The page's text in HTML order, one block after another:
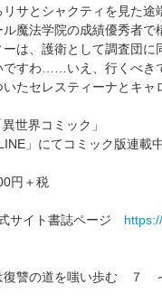
リサとシャクティを見た
魔法学院の成績優秀者
ーは、護衛として調査団
ですわ……いえ、行くべき
いたセレスティーナとキ
世界コミック」
」にてコミック版連載
円＋税
サイト書誌ページ
復讐の道を嗤い歩む ７